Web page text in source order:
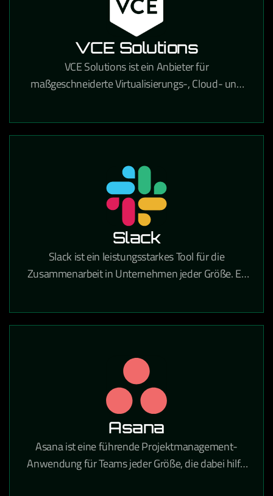
VCE Solutions
VCE Solutions ist ein Anbieter für
maßgeschneiderte Virtualisierungs-, Cloud- und
zukunftsfähig zu gestalten. Mit umfassender
Betrieb hilft VCE Solutions dabei, komplexe IT-
Prozesse zu vereinfachen, Ressourcen optimal zu
nutzen und eine stabile Grundlage für digitales
Wachstum zu schaffen.
Slack
Slack ist ein leistungsstarkes Tool für die
Zusammenarbeit in Unternehmen jeder Größe. Es
Arbeit erledigen können – ganz gleich, ob Sie in
Unternehmen tätig sind.
Asana
Asana ist eine führende Projektmanagement-
Anwendung für Teams jeder Größe, die dabei hilft,